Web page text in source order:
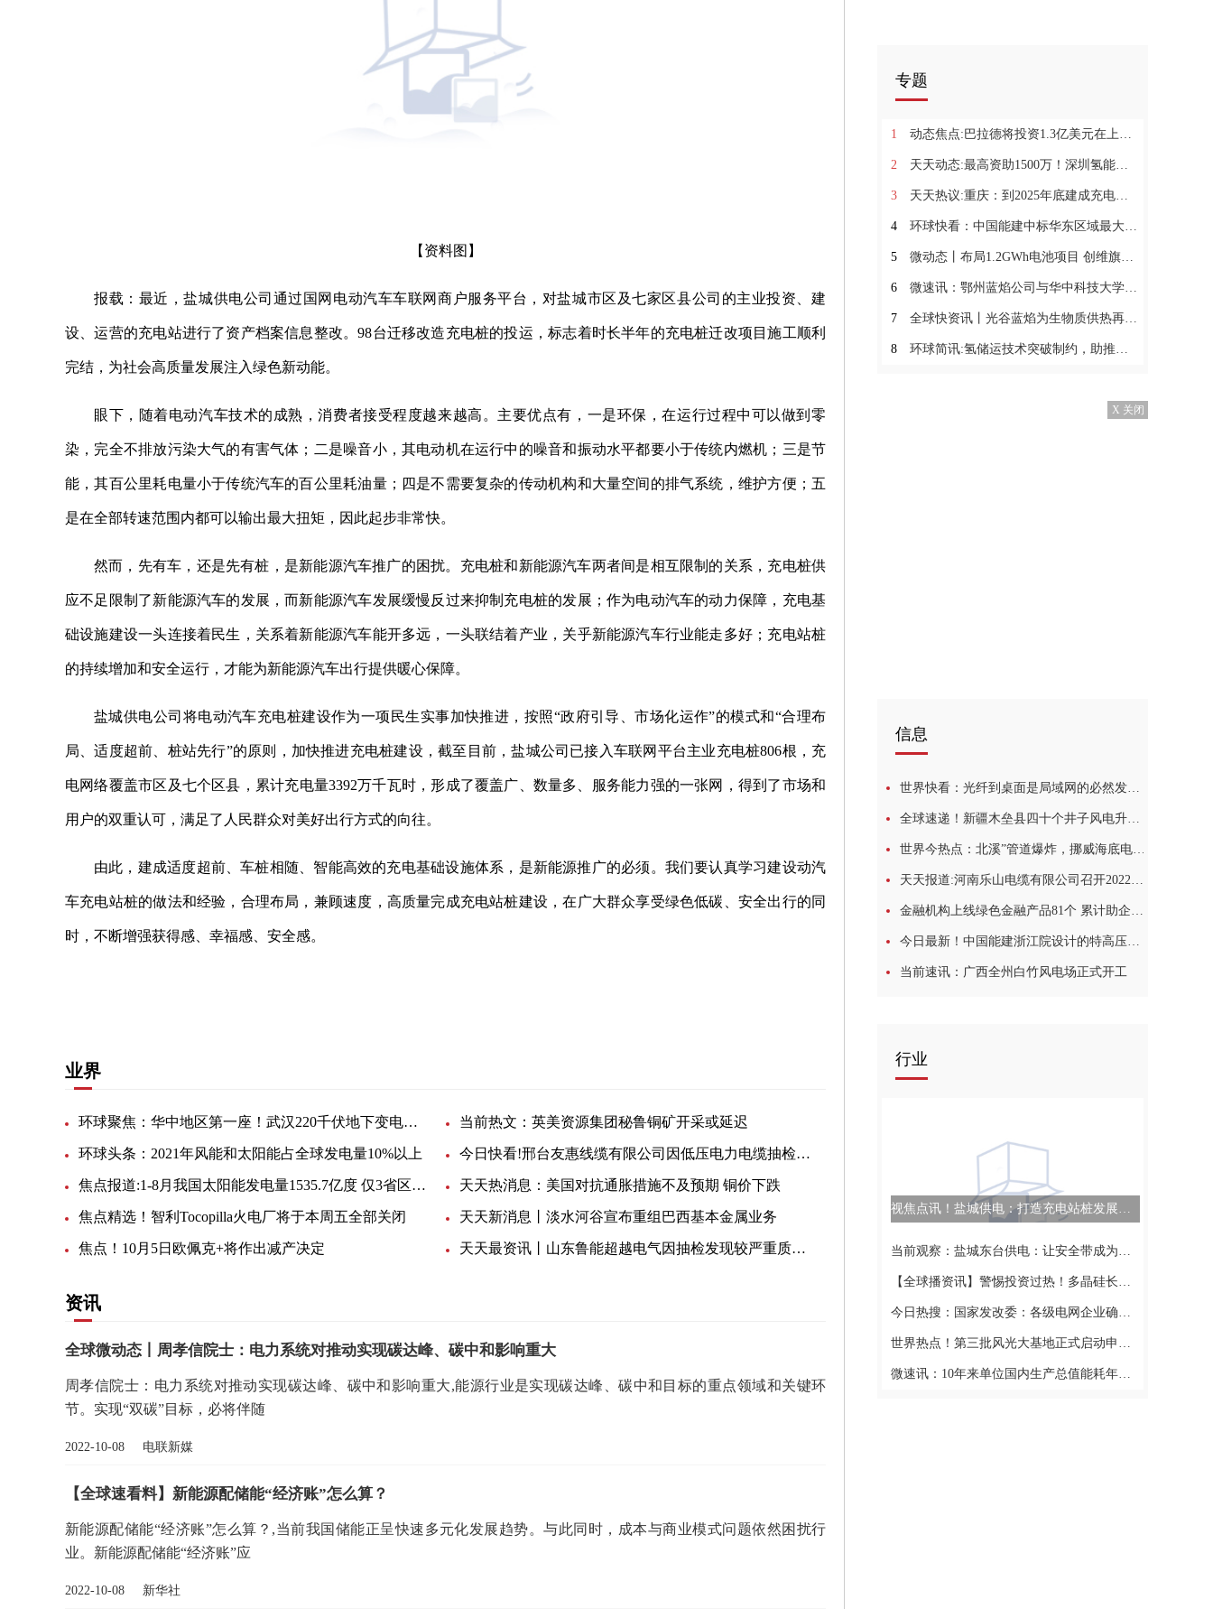
【资料图】
报载：最近，盐城供电公司通过国网电动汽车车联网商户服务平台，对盐城市区及七家区县公司的主业投资、建
设、运营的充电站进行了资产档案信息整改。98台迁移改造充电桩的投运，标志着时长半年的充电桩迁改项目施工顺利
完结，为社会高质量发展注入绿色新动能。
眼下，随着电动汽车技术的成熟，消费者接受程度越来越高。主要优点有，一是环保，在运行过程中可以做到零
染，完全不排放污染大气的有害气体；二是噪音小，其电动机在运行中的噪音和振动水平都要小于传统内燃机；三是节
能，其百公里耗电量小于传统汽车的百公里耗油量；四是不需要复杂的传动机构和大量空间的排气系统，维护方便；五
是在全部转速范围内都可以输出最大扭矩，因此起步非常快。
然而，先有车，还是先有桩，是新能源汽车推广的困扰。充电桩和新能源汽车两者间是相互限制的关系，充电桩供
应不足限制了新能源汽车的发展，而新能源汽车发展缓慢反过来抑制充电桩的发展；作为电动汽车的动力保障，充电基
础设施建设一头连接着民生，关系着新能源汽车能开多远，一头联结着产业，关乎新能源汽车行业能走多好；充电站桩
的持续增加和安全运行，才能为新能源汽车出行提供暖心保障。
盐城供电公司将电动汽车充电桩建设作为一项民生实事加快推进，按照“政府引导、市场化运作”的模式和“合理布
局、适度超前、桩站先行”的原则，加快推进充电桩建设，截至目前，盐城公司已接入车联网平台主业充电桩806根，充
电网络覆盖市区及七个区县，累计充电量3392万千瓦时，形成了覆盖广、数量多、服务能力强的一张网，得到了市场和
用户的双重认可，满足了人民群众对美好出行方式的向往。
由此，建成适度超前、车桩相随、智能高效的充电基础设施体系，是新能源推广的必须。我们要认真学习建设动汽
车充电站桩的做法和经验，合理布局，兼顾速度，高质量完成充电站桩建设，在广大群众享受绿色低碳、安全出行的同
时，不断增强获得感、幸福感、安全感。
业界
环球聚焦：华中地区第一座！武汉220千伏地下变电站投产送电 当前热文：英美资源集团秘鲁铜矿开采或延迟
环球头条：2021年风能和太阳能占全球发电量10%以上 今日快看!邢台友惠线缆有限公司因低压电力电缆抽检发现严重质量问题，被列入黑名单3年
焦点报道:1-8月我国太阳能发电量1535.7亿度 仅3省区增速为负 天天热消息：美国对抗通胀措施不及预期 铜价下跌
焦点精选！智利Tocopilla火电厂将于本周五全部关闭 天天新消息丨淡水河谷宣布重组巴西基本金属业务
焦点！10月5日欧佩克+将作出减产决定 天天最资讯丨山东鲁能超越电气因抽检发现较严重质量问题，被暂停相关产品中标资格一年
资讯
全球微动态丨周孝信院士：电力系统对推动实现碳达峰、碳中和影响重大
周孝信院士：电力系统对推动实现碳达峰、碳中和影响重大,能源行业是实现碳达峰、碳中和目标的重点领域和关键环
节。实现“双碳”目标，必将伴随
2022-10-08 电联新媒
【全球速看料】新能源配储能“经济账”怎么算？
新能源配储能“经济账”怎么算？,当前我国储能正呈快速多元化发展趋势。与此同时，成本与商业模式问题依然困扰行
业。新能源配储能“经济账”应
2022-10-08 新华社
专题
1 动态焦点:巴拉德将投资1.3亿美元在上海建立膜电极制造工厂及研发中心
2 天天动态:最高资助1500万！深圳氢能扶持项目开始申报！
3 天天热议:重庆：到2025年底建成充电桩超过24万个 建成国家级动力电池回收利用科研及产业化平台
4 环球快看：中国能建中标华东区域最大电网侧电化学储能项目
5 微动态丨布局1.2GWh电池项目 创维旗下维能动力公司揭牌
6 微速讯：鄂州蓝焰公司与华中科技大学再次携手国家重点科技计划项目
7 全球快资讯丨光谷蓝焰为生物质供热再添两项重磅标准
8 环球简讯:氢储运技术突破制约，助推我国氢能产业提速
X 关闭
信息
世界快看：光纤到桌面是局域网的必然发展趋势（二）
全球速递！新疆木垒县四十个井子风电升压汇集站220千伏送出工程投运
世界今热点：北溪”管道爆炸，挪威海底电缆断裂，欧洲多国努力加强安全准备
天天报道:河南乐山电缆有限公司召开2022年度营销中心第三季度总结表彰大会
金融机构上线绿色金融产品81个 累计助企融资突破3000亿
今日最新！中国能建浙江院设计的特高压螺山长江大跨越工程全线架通
当前速讯：广西全州白竹风电场正式开工
行业
视焦点讯！盐城供电：打造充电站桩发展的“绿色样本”
当前观察：盐城东台供电：让安全带成为登高作业的智能“生命带”
【全球播资讯】警惕投资过热！多晶硅长单合同金额超5000亿元
今日热搜：国家发改委：各级电网企业确保农村分布式可再生能源发电“应并尽并”！
世界热点！第三批风光大基地正式启动申报，部分省份文件已下发
微速讯：10年来单位国内生产总值能耗年均下降3.3%